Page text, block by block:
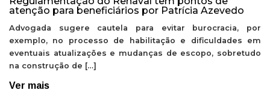
atenção para beneficiários por Patrícia Azevedo
Advogada sugere cautela para evitar burocracia, por
exemplo, no processo de habilitação e dificuldades em
eventuais atualizações e mudanças de escopo, sobretudo
na construção de […]
Ver mais